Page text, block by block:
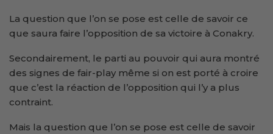
La question que l’on se pose est celle de savoir ce
que saura faire l’opposition de sa victoire à Conakry.
Secondairement, le parti au pouvoir qui aura montré
des signes de fair-play même si on est porté à croire
que c’est la réaction de l’opposition qui l’y a plus
contraint.
Mais la question que l’on se pose est celle de savoir